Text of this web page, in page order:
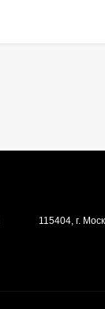
115404, г.